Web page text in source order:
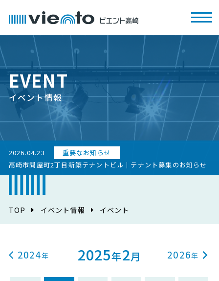
EVENT
イベント情報
2026.04.23
重要なお知らせ
高崎市問屋町2丁目新築テナントビル｜テナント募集のお知らせ
TOP イベント情報 イベント
2024 2025年2月 2026